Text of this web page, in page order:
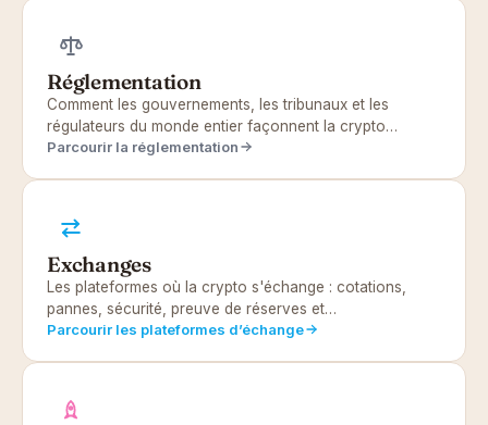
Réglementation
Comment les gouvernements, les tribunaux et les
régulateurs du monde entier façonnent la crypto…
Parcourir la réglementation
Exchanges
Les plateformes où la crypto s'échange : cotations,
pannes, sécurité, preuve de réserves et…
Parcourir les plateformes d’échange